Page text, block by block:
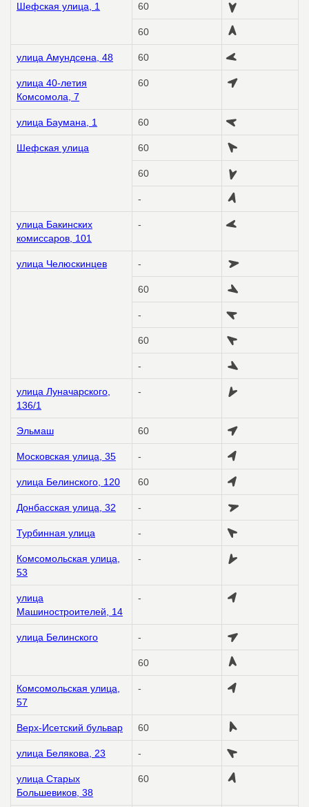
Шефская улица, 1 60
60
улица Амундсена, 48 60
улица 40-летия
Комсомола, 7
60
улица Баумана, 1 60
Шефская улица 60
60
-
улица Бакинских
комиссаров, 101
-
улица Челюскинцев -
60
-
60
-
улица Луначарского,
136/1
-
Эльмаш 60
Московская улица, 35 -
улица Белинского, 120 60
Донбасская улица, 32 -
Турбинная улица -
Комсомольская улица,
53
-
улица
Машиностроителей, 14
-
улица Белинского -
60
Комсомольская улица,
57
-
Верх-Исетский бульвар 60
улица Белякова, 23 -
улица Старых
Большевиков, 38
60